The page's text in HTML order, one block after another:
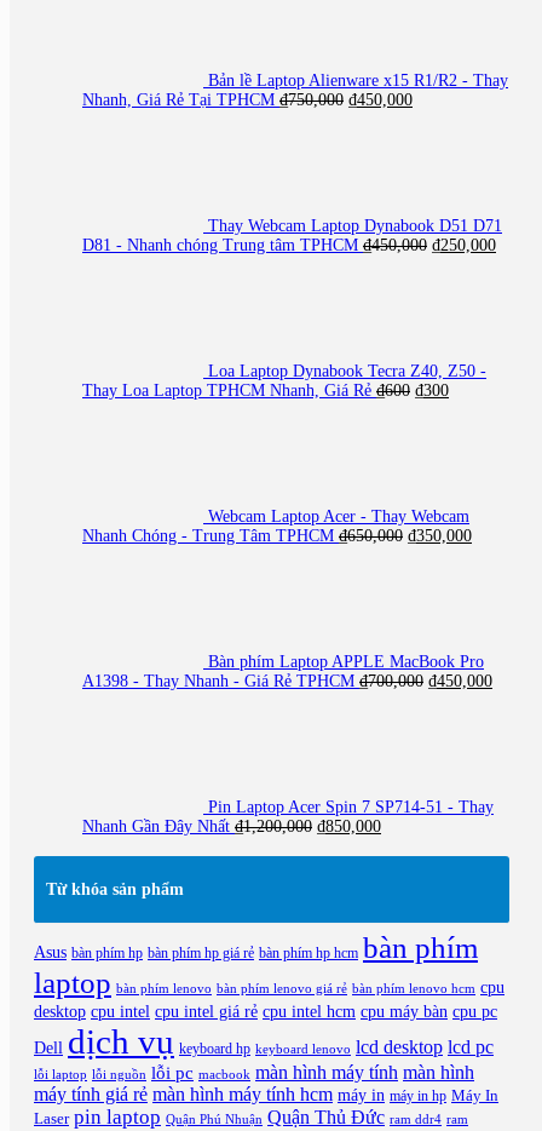
Bản lề Laptop Alienware x15 R1/R2 - Thay
Nhanh, Giá Rẻ Tại TPHCM ₫750,000 Giá
₫450,000Giá
Thay Webcam Laptop Dynabook D51 D71
D81 - Nhanh chóng Trung tâm TPHCM ₫450,000 Giá
₫250,000Giá
Loa Laptop Dynabook Tecra Z40, Z50 -
Thay Loa Laptop TPHCM Nhanh, Giá Rẻ ₫600 Giá
₫300Giá
Webcam Laptop Acer - Thay Webcam
Nhanh Chóng - Trung Tâm TPHCM ₫650,000 Giá
₫350,000Giá
Bàn phím Laptop APPLE MacBook Pro
A1398 - Thay Nhanh - Giá Rẻ TPHCM ₫700,000 Giá
₫450,000Giá
Pin Laptop Acer Spin 7 SP714-51 - Thay
Nhanh Gần Đây Nhất ₫1,200,000 Giá
₫850,000Giá
Từ khóa sản phẩm
Asus bàn phím hp bàn phím hp giá rẻ bàn phím hp hcm bàn phím
laptop bàn phím lenovo bàn phím lenovo giá rẻ bàn phím lenovo hcm cpu
desktop cpu intel cpu intel giá rẻ cpu intel hcm cpu máy bàn cpu pc
Dell dịch vụ keyboard hp keyboard lenovo lcd desktop lcd pc
lỗi laptop lỗi nguồn lỗi pc macbook màn hình máy tính màn hình
máy tính giá rẻ màn hình máy tính hcm máy in máy in hp Máy In
Laser pin laptop Quận Phú Nhuận Quận Thủ Đức ram ddr4 ram